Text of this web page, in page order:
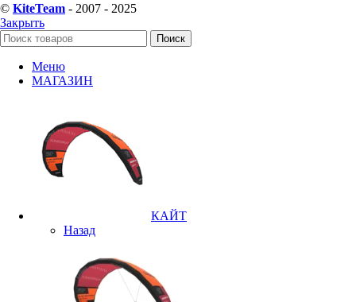
© KiteTeam - 2007 - 2025
Закрыть
Поиск
Меню
МАГАЗИН
КАЙТ
Назад